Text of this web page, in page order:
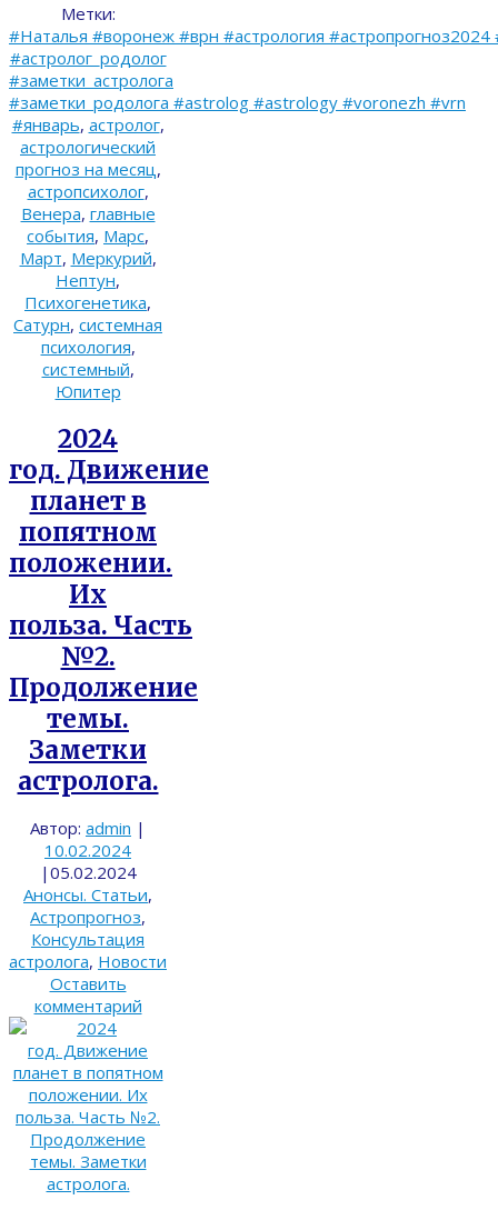
Метки:
#Наталья #воронеж #врн #астрология #астропрогноз2024
#астролог_родолог
#заметки_астролога
#заметки_родолога #astrolog #astrology #voronezh #vrn
#январь, астролог,
астрологический
прогноз на месяц,
астропсихолог,
Венера, главные
события, Марс,
Март, Меркурий,
Нептун,
Психогенетика,
Сатурн, системная
психология,
системный,
Юпитер
2024
год. Движение
планет в
попятном
положении.
Их
польза. Часть
№2.
Продолжение
темы.
Заметки
астролога.
Автор: admin |
10.02.2024
| 05.02.2024
Анонсы. Статьи,
Астропрогноз,
Консультация
астролога, Новости
Оставить
комментарий